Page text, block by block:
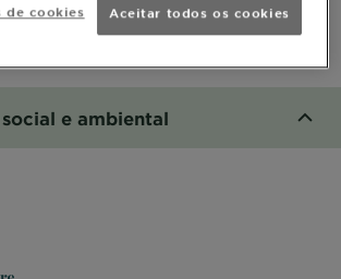
e ambiental
de cookies Aceitar todos os cookies